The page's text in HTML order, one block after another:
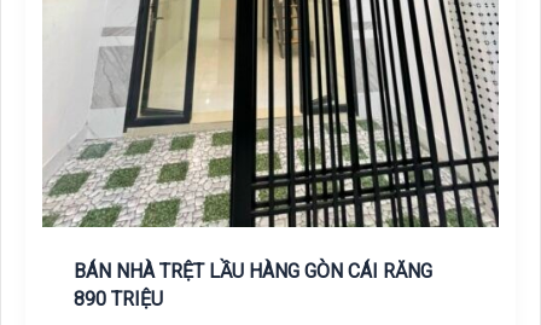
BÁN NHÀ TRỆT LẦU HÀNG GÒN CÁI RĂNG
890 TRIỆU